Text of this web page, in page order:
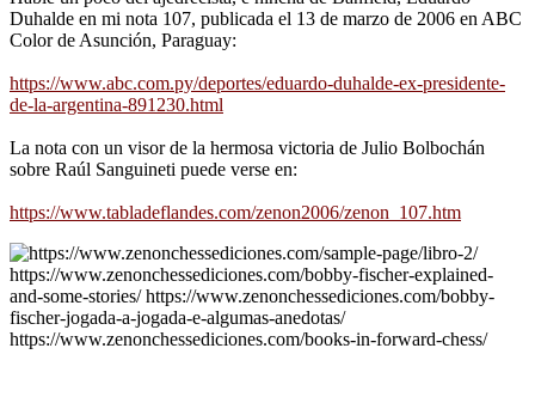
Duhalde en mi nota 107, publicada el 13 de marzo de 2006 en ABC
Color de Asunción, Paraguay:
https://www.abc.com.py/deportes/eduardo-duhalde-ex-presidente-
de-la-argentina-891230.html
La nota con un visor de la hermosa victoria de Julio Bolbochán
sobre Raúl Sanguineti puede verse en:
https://www.tabladeflandes.com/zenon2006/zenon_107.htm